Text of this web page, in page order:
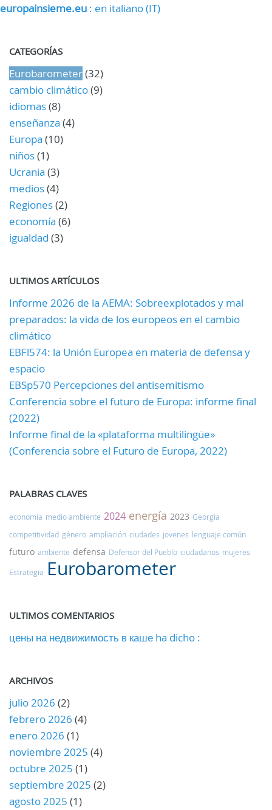
europainsieme.eu : en italiano (IT)
CATEGORÍAS
Eurobarometer(32)
cambio climático(9)
idiomas(8)
enseñanza (4)
Europa (10)
niños(1)
Ucrania (3)
medios(4)
Regiones(2)
economía (6)
igualdad (3)
ULTIMOS ARTÍCULOS
Informe 2026 de la AEMA: Sobreexplotados y mal
preparados: la vida de los europeos en el cambio
climático
EBFl574: la Unión Europea en materia de defensa y
espacio
EBSp570 Percepciones del antisemitismo
Conferencia sobre el futuro de Europa: informe final
(2022)
Informe final de la «plataforma multilingüe»
(Conferencia sobre el Futuro de Europa, 2022)
PALABRAS CLAVES
economia medio ambiente 2024 energía 2023 Georgia
competitividad género ampliación ciudades jovenes lenguaje común
futuro ambiente defensa Defensor del Pueblo ciudadanos mujeres
Estrategia Eurobarometer
ULTIMOS COMENTARIOS
цены на недвижимость в каше ha dicho :
ARCHIVOS
julio 2026 (2)
febrero 2026 (4)
enero 2026 (1)
noviembre 2025 (4)
octubre 2025 (1)
septiembre 2025 (2)
agosto 2025 (1)